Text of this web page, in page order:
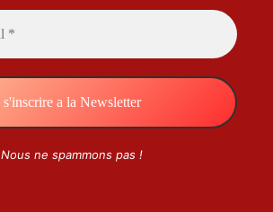
Nous ne spammons pas !